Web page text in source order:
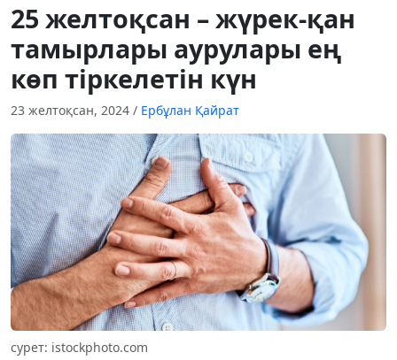
25 желтоқсан – жүрек-қан
тамырлары аурулары ең
көп тіркелетін күн
23 желтоқсан, 2024 / Ербұлан Қайрат
cурет: istockphoto.com